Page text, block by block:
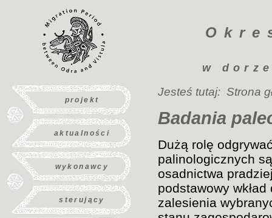
w
projekt
aktualności
wykonawcy
sterujący
Jesteś tutaj: Strona
Badania
Dużą rolę
palinologicznych
osadnictwa
podstawowy
zalesienia